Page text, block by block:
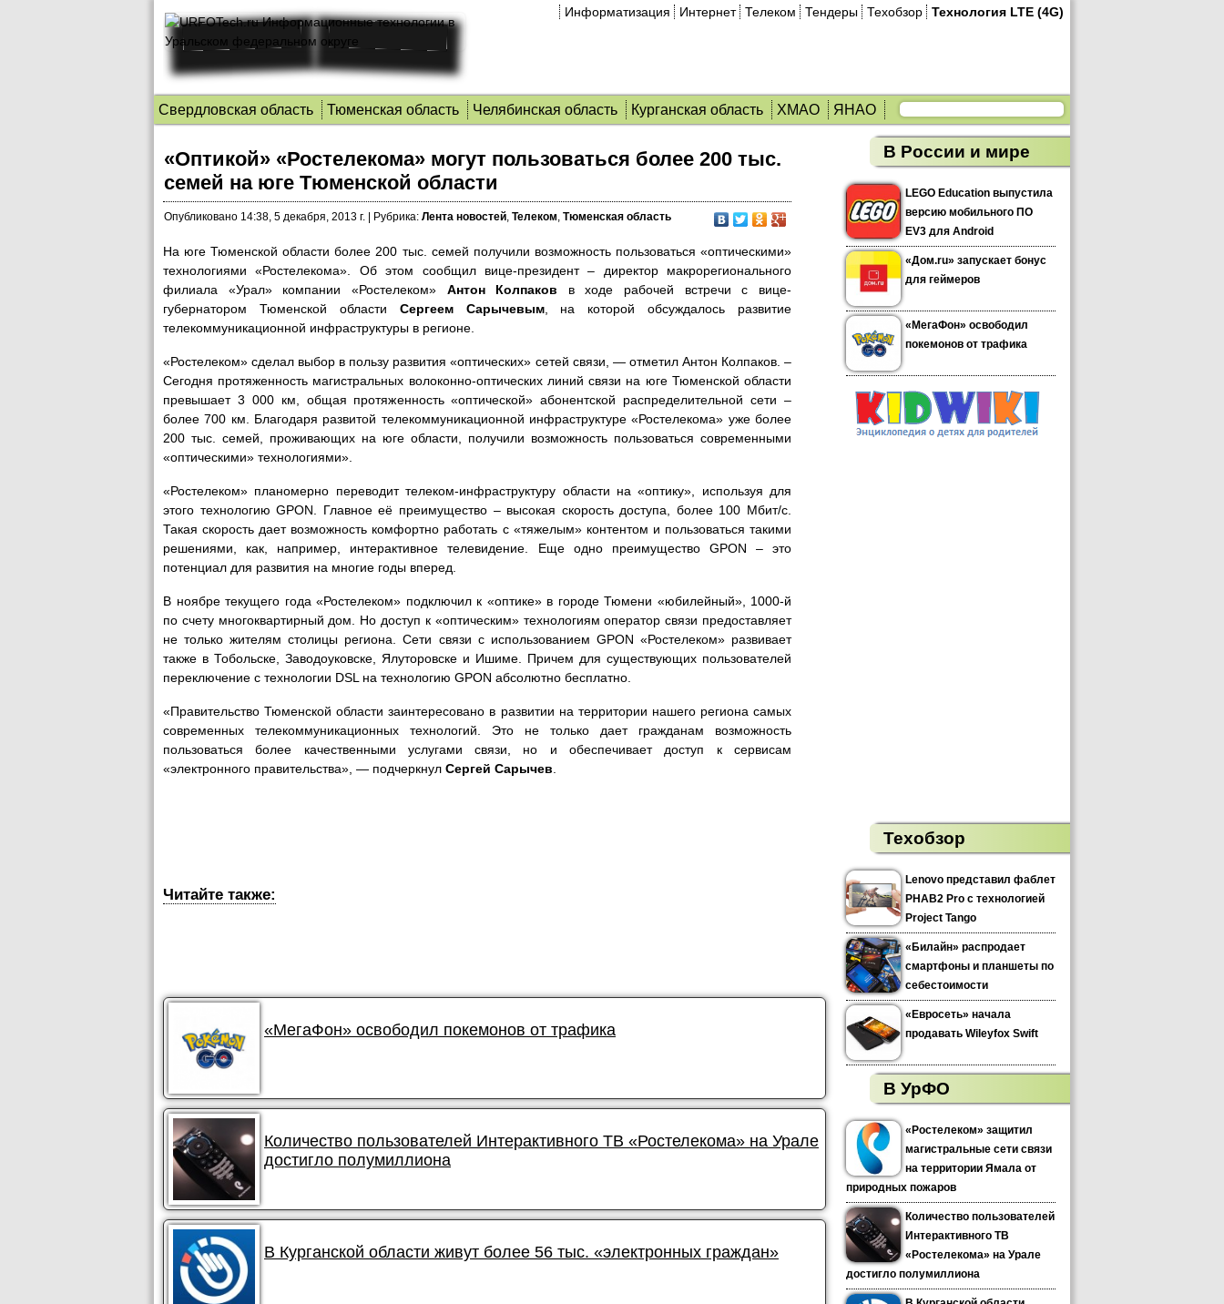
Информатизация Интернет Телеком Тендеры Техобзор Технология LTE (4G)
Свердловская область Тюменская область Челябинская область Курганская область ХМАО ЯНАО
«Оптикой» «Ростелекома» могут пользоваться более 200 тыс.
семей на юге Тюменской области
Опубликовано 14:38, 5 декабря, 2013 г. Рубрика: Лента новостей, Телеком, Тюменская область
На юге Тюменской области более 200 тыс. семей получили возможность пользоваться «оптическими»
технологиями «Ростелекома». Об этом сообщил вице-президент – директор макрорегионального
филиала «Урал» компании «Ростелеком» Антон Колпаков в ходе рабочей встречи с вице-
губернатором Тюменской области Сергеем Сарычевым, на которой обсуждалось развитие
телекоммуникационной инфраструктуры в регионе.
«Ростелеком» сделал выбор в пользу развития «оптических» сетей связи, — отметил Антон Колпаков. –
Сегодня протяженность магистральных волоконно-оптических линий связи на юге Тюменской области
превышает 3 000 км, общая протяженность «оптической» абонентской распределительной сети –
более 700 км. Благодаря развитой телекоммуникационной инфраструктуре «Ростелекома» уже более
200 тыс. семей, проживающих на юге области, получили возможность пользоваться современными
«оптическими» технологиями».
«Ростелеком» планомерно переводит телеком-инфраструктуру области на «оптику», используя для
этого технологию GPON. Главное её преимущество – высокая скорость доступа, более 100 Мбит/с.
Такая скорость дает возможность комфортно работать с «тяжелым» контентом и пользоваться такими
решениями, как, например, интерактивное телевидение. Еще одно преимущество GPON – это
потенциал для развития на многие годы вперед.
В ноябре текущего года «Ростелеком» подключил к «оптике» в городе Тюмени «юбилейный», 1000-й
по счету многоквартирный дом. Но доступ к «оптическим» технологиям оператор связи предоставляет
не только жителям столицы региона. Сети связи с использованием GPON «Ростелеком» развивает
также в Тобольске, Заводоуковске, Ялуторовске и Ишиме. Причем для существующих пользователей
переключение с технологии DSL на технологию GPON абсолютно бесплатно.
«Правительство Тюменской области заинтересовано в развитии на территории нашего региона самых
современных телекоммуникационных технологий. Это не только дает гражданам возможность
пользоваться более качественными услугами связи, но и обеспечивает доступ к сервисам
«электронного правительства», — подчеркнул Сергей Сарычев
Читайте также:
«МегаФон» освободил покемонов от трафика
Количество пользователей Интерактивного ТВ «Ростелекома» на Урале
достигло полумиллиона
В Курганской области живут более 56 тыс. «электронных граждан»
В России и мире
LEGO Education выпустила
версию мобильного ПО
EV3 для Android
«Дом.ru» запускает бонус
для геймеров
«МегаФон» освободил
покемонов от трафика
Техобзор
Lenovo представил фаблет
PHAB2 Pro с технологией
Project Tango
«Билайн» распродает
смартфоны и планшеты по
себестоимости
«Евросеть» начала
продавать Wileyfox Swift
В УрФО
«Ростелеком» защитил
магистральные сети связи
на территории Ямала от
природных пожаров
Количество пользователей
Интерактивного ТВ
«Ростелекома» на Урале
достигло полумиллиона